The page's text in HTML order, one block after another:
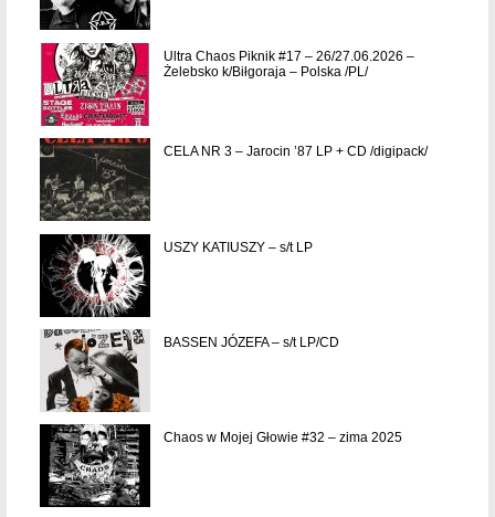
Ultra Chaos Piknik #17 – 26/27.06.2026 –
Żelebsko k/Biłgoraja – Polska /PL/
CELA NR 3 – Jarocin ’87 LP + CD /digipack/
USZY KATIUSZY – s/t LP
BASSEN JÓZEFA – s/t LP/CD
Chaos w Mojej Głowie #32 – zima 2025